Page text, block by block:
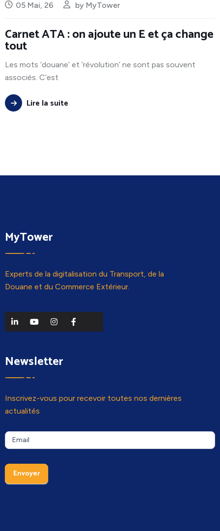
05 Mai, 26 by MyTower
Carnet ATA : on ajoute un E et ça change
tout
Les mots ‘douane’ et ‘révolution’ ne sont pas souvent
associés. C’est
Lire la suite
MyTower
Experts de la digitalisation du Transport, de la
Douane et du Commerce Extérieur.
Newsletter
Inscrivez-vous pour recevoir toutes nos dernières
actualités
Newsletter
Email
Envoyer
êtes un
ne
remplissez